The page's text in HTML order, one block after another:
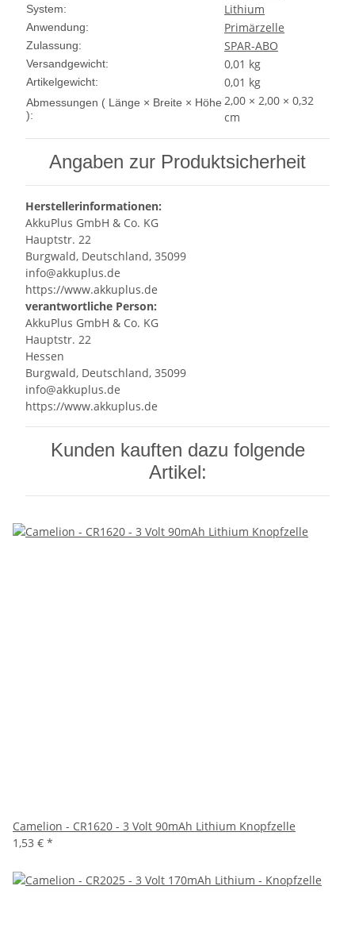
System: Lithium
Anwendung: Primärzelle
Zulassung: SPAR-ABO
Versandgewicht: 0,01 kg
Artikelgewicht: 0,01 kg
Abmessungen ( Länge × Breite × Höhe
):
2,00 × 2,00 × 0,32
cm
Angaben zur Produktsicherheit
Herstellerinformationen:
AkkuPlus GmbH & Co. KG
Hauptstr. 22
Burgwald, Deutschland, 35099
info@akkuplus.de
https://www.akkuplus.de
verantwortliche Person:
AkkuPlus GmbH & Co. KG
Hauptstr. 22
Hessen
Burgwald, Deutschland, 35099
info@akkuplus.de
https://www.akkuplus.de
Kunden kauften dazu folgende
Artikel:
Camelion - CR1620 - 3 Volt 90mAh Lithium Knopfzelle
1,53 € *